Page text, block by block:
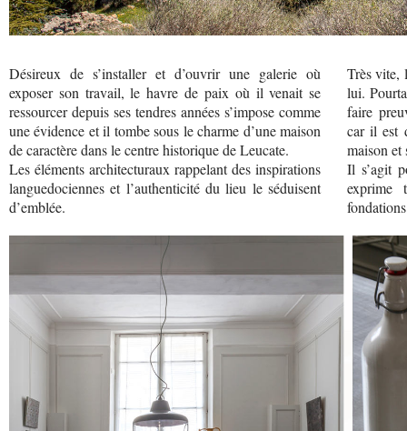
Désireux de s’installer et d’ouvrir une galerie où
exposer son travail, le havre de paix où il venait se
ressourcer depuis ses tendres années s’impose comme
une évidence et il tombe sous le charme d’une maison
de caractère dans le centre historique de Leucate.
Les éléments architecturaux rappelant des inspirations
languedociennes et l’authenticité du lieu le séduisent
d’emblée.
Très vite,
lui.
faire
car il est
maison et
Il s’agit
exprime